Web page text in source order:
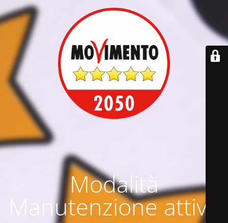
Modalità
Manutenzione attiva